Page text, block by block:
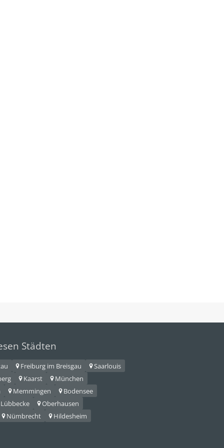
Städten
Freiburg im Breisgau
Saarlouis
Kaarst
München
Memmingen
Bodensee
Lübbecke
Oberhausen
Nümbrecht
Hildesheim